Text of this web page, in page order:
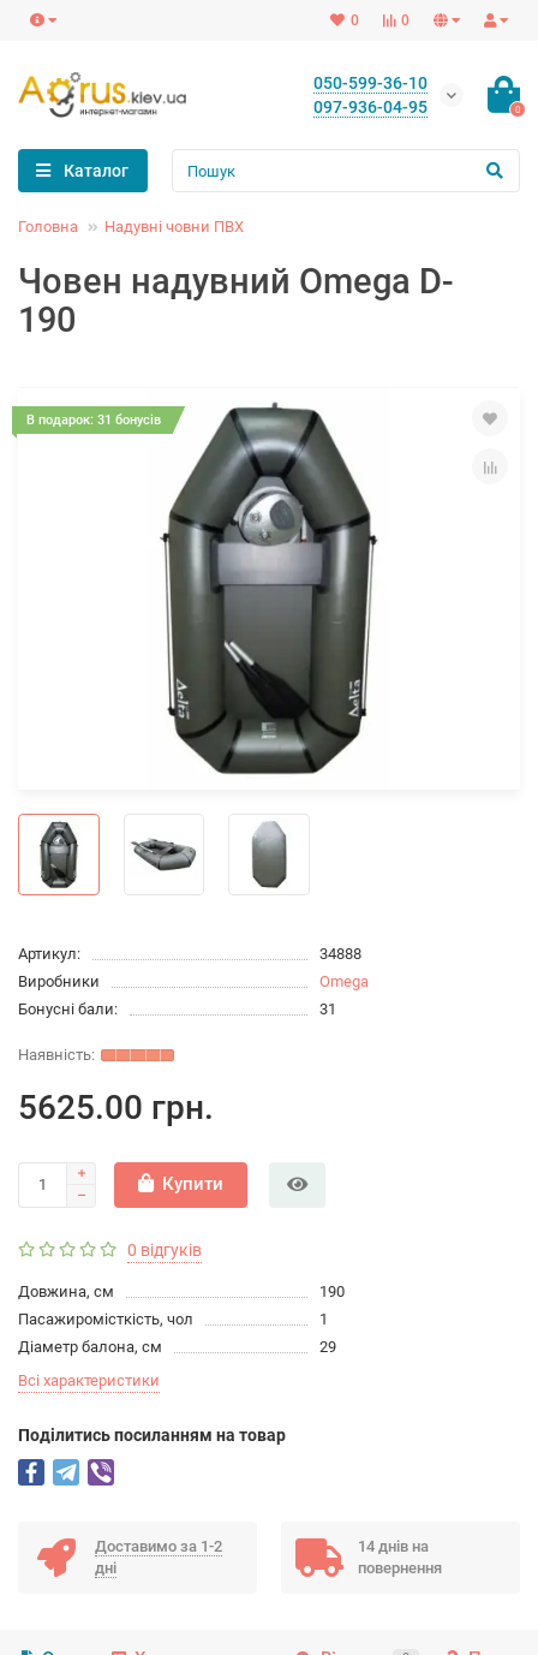
0
0
050-599-36-10
097-936-04-95
0
Каталог
Головна Надувні човни ПВХ
Човен надувний Omega D-
190
В подарок: 31 бонусів
Артикул:
34888
Виробники
Omega
Бонусні бали:
31
5625.00 грн.
Купити
0 відгуків
Довжина, см
190
Пасажиромісткість, чол
1
Діаметр балона, см
29
Всі характеристики
Подiлитись посиланням на товар
Доставимо за 1-2
дні
14 днів на
повернення